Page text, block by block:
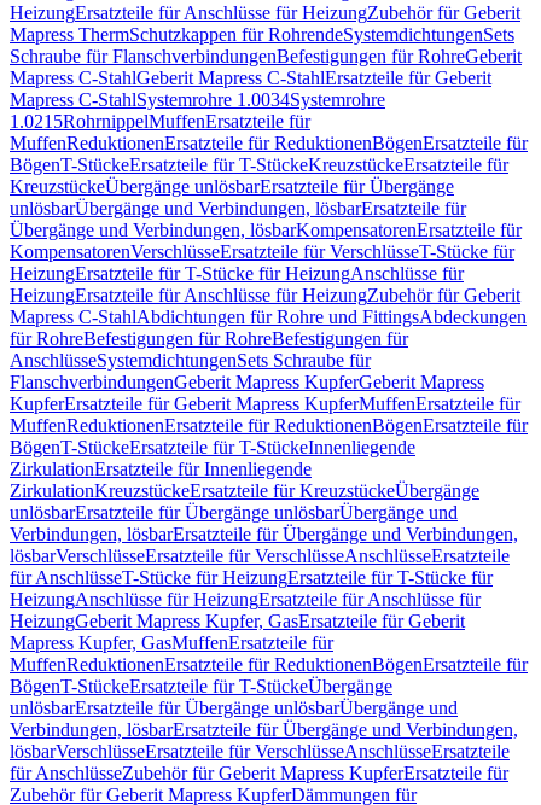
HeizungErsatzteile für Anschlüsse für HeizungZubehör für Geberit
Mapress ThermSchutzkappen für RohrendeSystemdichtungenSets
Schraube für FlanschverbindungenBefestigungen für RohreGeberit
Mapress C-StahlGeberit Mapress C-StahlErsatzteile für Geberit
Mapress C-StahlSystemrohre 1.0034Systemrohre
1.0215RohrnippelMuffenErsatzteile für
MuffenReduktionenErsatzteile für ReduktionenBögenErsatzteile für
BögenT-StückeErsatzteile für T-StückeKreuzstückeErsatzteile für
KreuzstückeÜbergänge unlösbarErsatzteile für Übergänge
unlösbarÜbergänge und Verbindungen, lösbarErsatzteile für
Übergänge und Verbindungen, lösbarKompensatorenErsatzteile für
KompensatorenVerschlüsseErsatzteile für VerschlüsseT-Stücke für
HeizungErsatzteile für T-Stücke für HeizungAnschlüsse für
HeizungErsatzteile für Anschlüsse für HeizungZubehör für Geberit
Mapress C-StahlAbdichtungen für Rohre und FittingsAbdeckungen
für RohreBefestigungen für RohreBefestigungen für
AnschlüsseSystemdichtungenSets Schraube für
FlanschverbindungenGeberit Mapress KupferGeberit Mapress
KupferErsatzteile für Geberit Mapress KupferMuffenErsatzteile für
MuffenReduktionenErsatzteile für ReduktionenBögenErsatzteile für
BögenT-StückeErsatzteile für T-StückeInnenliegende
ZirkulationErsatzteile für Innenliegende
ZirkulationKreuzstückeErsatzteile für KreuzstückeÜbergänge
unlösbarErsatzteile für Übergänge unlösbarÜbergänge und
Verbindungen, lösbarErsatzteile für Übergänge und Verbindungen,
lösbarVerschlüsseErsatzteile für VerschlüsseAnschlüsseErsatzteile
für AnschlüsseT-Stücke für HeizungErsatzteile für T-Stücke für
HeizungAnschlüsse für HeizungErsatzteile für Anschlüsse für
HeizungGeberit Mapress Kupfer, GasErsatzteile für Geberit
Mapress Kupfer, GasMuffenErsatzteile für
MuffenReduktionenErsatzteile für ReduktionenBögenErsatzteile für
BögenT-StückeErsatzteile für T-StückeÜbergänge
unlösbarErsatzteile für Übergänge unlösbarÜbergänge und
Verbindungen, lösbarErsatzteile für Übergänge und Verbindungen,
lösbarVerschlüsseErsatzteile für VerschlüsseAnschlüsseErsatzteile
für AnschlüsseZubehör für Geberit Mapress KupferErsatzteile für
Zubehör für Geberit Mapress KupferDämmungen für